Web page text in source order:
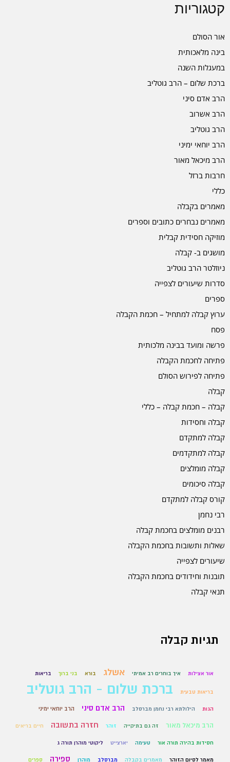
קטגוריות
אור הסולם
בינה מלאכותית
במעגלות השנה
ברכת שלום – הרב גוטליב
הרב אדם סיני
הרב אשרוב
הרב גוטליב
הרב יוחאי ימיני
הרב מיכאל מאור
חרבות ברזל
כללי
מאמרים בקבלה
מאמרים נבחרים כתובים וספרים
מוזיקה חסידית קבלית
מושגים ב- קבלה
ניוזלטר הרב גוטליב
סדרות שיעורים לצפייה
ספרים
ערוץ קבלה למתחיל – חכמת הקבלה
פסח
פרשה ומועד בבינה מלכותית
פתיחה לחכמת הקבלה
פתיחה לפירוש הסולם
קבלה
קבלה – חכמת קבלה – כללי
קבלה וחסידות
קבלה למתקדם
קבלה למתקדמים
קבלה מומלצים
קבלה סיכומים
קורס קבלה למתקדם
רבי נחמן
רבנים מומלצים בחכמת קבלה
שאלות ותשובות בחכמת הקבלה
שיעורים לצפייה
תובנות וחידודים בחכמת הקבלה
תנאי קבלה
תגיות קבלה
אור אצילות איך בוחרים רב אמיתי אשלג בורא בני ברוך בריאות
בריאות טבעית ברכת שלום - הרב גוטליב
הגות הילולתא רבי נחמן מברסלב הרב אדם סיני הרב יוחאי ימיני
הרב מיכאל מאור זה גם בתיקייה זוהר חזרה בתשובה חיים בריאים
חסידות בהירה תורה אור טעימה יארצייט ליקוטי מוהרן תורה ג
מאמר לסיום הזוהר מאמרים בקבלה מברסלב מוהרן ספירה ספרים